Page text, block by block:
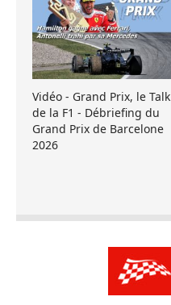
Vidéo - Grand Prix, le Talk
de la F1 - Débriefing du
Grand Prix de Barcelone
2026